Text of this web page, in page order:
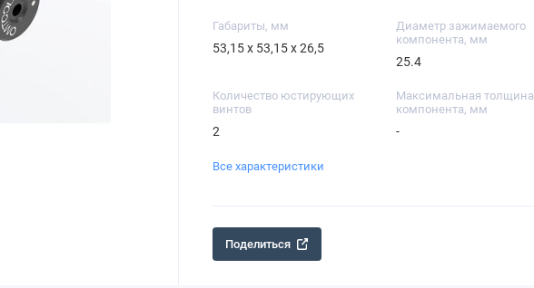
Габариты, мм
53,15 х 53,15 х 26,5
Диаметр зажимаемого
компонента, мм
25.4
Количество юстирующих
винтов
2
Максимальная толщина
компонента, мм
-
Все характеристики
Поделиться